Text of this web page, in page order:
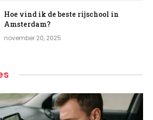
Hoe vind ik de beste rijschool in
Amsterdam?
november 20, 2025